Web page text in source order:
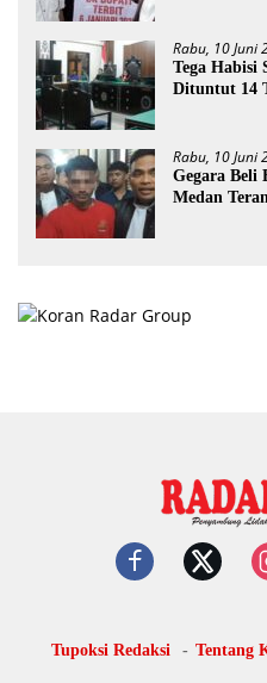
Rabu, 10 Juni
Tega Habisi
Dituntut 14
Rabu, 10 Juni
Gegara Beli
Medan
Tupoksi Redaksi Tentang